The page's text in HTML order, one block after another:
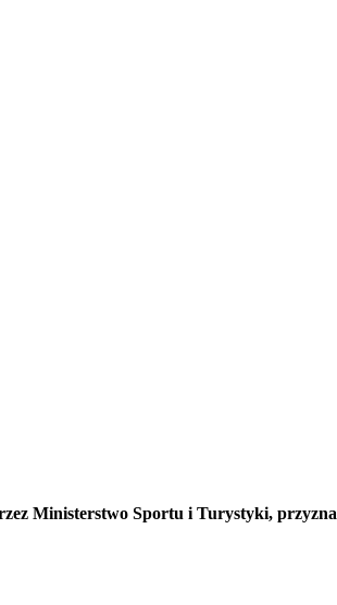
Ministerstwo Sportu i Turystyki,